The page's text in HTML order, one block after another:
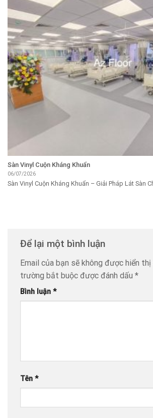
Sàn Vinyl Cuộn Kháng Khuẩn
06/07/2026
Sàn Vinyl Cuộn Kháng Khuẩn – Giải Pháp Lát Sàn
Để lại một bình luận
Email của bạn sẽ không được hiển thị
trường bắt buộc được đánh dấu *
Bình luận *
Tên *